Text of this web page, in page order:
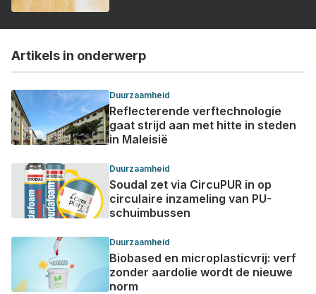
Artikels in onderwerp
Duurzaamheid
Reflecterende verftechnologie
gaat strijd aan met hitte in steden
in Maleisië
Duurzaamheid
Soudal zet via CircuPUR in op
circulaire inzameling van PU-
schuimbussen
Duurzaamheid
Biobased en microplasticvrij: verf
zonder aardolie wordt de nieuwe
norm